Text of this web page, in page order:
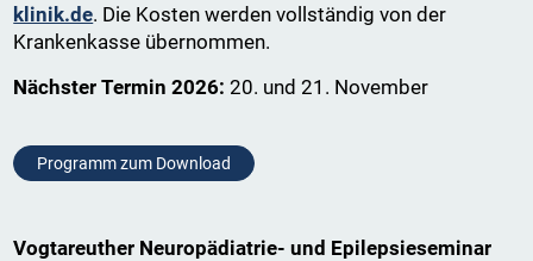
klinik.de. Die Kosten werden vollständig von der
Krankenkasse übernommen.
Nächster Termin 2026: 20. und 21. November
Programm zum Download
Vogtareuther Neuropädiatrie- und Epilepsieseminar